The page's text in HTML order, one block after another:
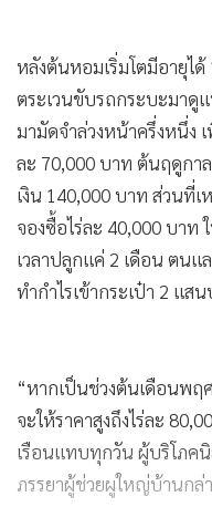
หลังต้นหอมเริ่มโตมีอายุไ
ตระเวนขับรถกระบะมาดู
มามัดจำล่วงหน้าครึ่งหนึ่ง
ละ 70,000 บาท ต้นฤดูกา
เงิน 140,000 บาท ส่วนที่เ
จองซื้อไร่ละ 40,000 บาท
เวลาปลูกแค่ 2 เดือน ตน
ทำกำไรเข้ากระเป๋า 2 แส
“หากเป็นช่วงต้นเดือนพฤ
จะให้ราคาสูงถึงไร่ละ
เรือนแทบทุกวัน ผู้บริโภค
ภรรยาผู้ช่วยผูใหญ่บ้านกล่